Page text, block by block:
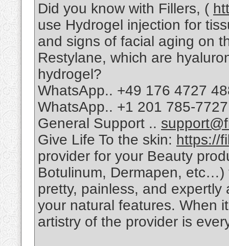
Did you know with Fillers, (
use Hydrogel injection for
and signs of facial aging on
Restylane, which are
hydrogel?
WhatsApp.. +49 176 4727
WhatsApp.. +1 201 785-7727
General Support ..
Give Life To the skin: https://
provider for your Beauty
Botulinum, Dermapen, etc…)
pretty, painless, and
your natural features. When
artistry of the provider is